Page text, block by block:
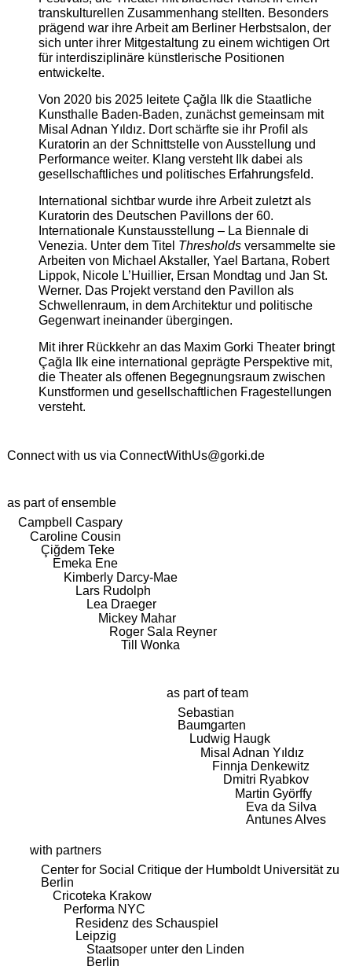
transkulturellen Zusammenhang stellten. Besonders
prägend war ihre Arbeit am Berliner Herbstsalon, der
sich unter ihrer Mitgestaltung zu einem wichtigen Ort
für interdisziplinäre künstlerische Positionen
entwickelte.
Von 2020 bis 2025 leitete Çağla Ilk die Staatliche
Kunsthalle Baden-Baden, zunächst gemeinsam mit
Misal Adnan Yıldız. Dort schärfte sie ihr Profil als
Kuratorin an der Schnittstelle von Ausstellung und
Performance weiter. Klang versteht Ilk dabei als
gesellschaftliches und politisches Erfahrungsfeld.
International sichtbar wurde ihre Arbeit zuletzt als
Kuratorin des Deutschen Pavillons der 60.
Internationale Kunstausstellung – La Biennale di
Venezia. Unter dem Titel Thresholdsversammelte sie
Arbeiten von Michael Akstaller, Yael Bartana, Robert
Lippok, Nicole L’Huillier, Ersan Mondtag und Jan St.
Werner. Das Projekt verstand den Pavillon als
Schwellenraum, in dem Architektur und politische
Gegenwart ineinander übergingen.
Mit ihrer Rückkehr an das Maxim Gorki Theater bringt
Çağla Ilk eine international geprägte Perspektive mit,
die Theater als offenen Begegnungsraum zwischen
Kunstformen und gesellschaftlichen Fragestellungen
versteht.
Connect with us via ConnectWithUs@gorki.de
as part of ensemble
Campbell Caspary
Caroline Cousin
Çiğdem Teke
Emeka Ene
Kimberly Darcy-Mae
Lars Rudolph
Lea Draeger
Mickey Mahar
Roger Sala Reyner
Till Wonka
as part of team
Sebastian
Baumgarten
Ludwig Haugk
Misal Adnan Yıldız
Finnja Denkewitz
Dmitri Ryabkov
Martin Györffy
Eva da Silva
Antunes Alves
with partners
Center for Social Critique der Humboldt Universität zu
Berlin
Cricoteka Krakow
Performa NYC
Residenz des Schauspiel
Leipzig
Staatsoper unter den Linden
Berlin